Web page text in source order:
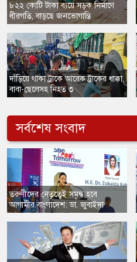
৮২২ কোটি টাকা ব্যয়ে সড়ক নির্মাণে
ধীরগতি, বাড়ছে জনভোগান্তি
দাঁড়িয়ে থাকা ট্রাকে আরেক ট্রাকের ধাক্কা,
বাবা-ছেলেসহ নিহত ৩
সর্বশেষ সংবাদ
​তরুণীদের নেতৃত্বেই সমৃদ্ধ হবে
আগামীর বাংলাদেশ: ডা. জুবাইদা